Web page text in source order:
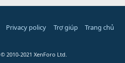
Privacy policy Trợ giúp Trang chủ
© 2010-2021 XenForo Ltd.